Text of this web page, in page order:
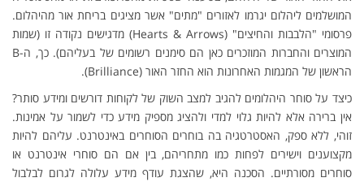
המושלמים ליהלום יגרמו לאזורים "מתים" אשר מציגים בריחת אור מהיהלום.
פרסומי "הלבבות והחיצים" (Hearts & Arrows) מדגישים נקודה זו (שמות
המוצרים והחברות המוזכרים כאן הם סימנים רשומים של בעליהם). כך, ה-B
הראשון של המגמות האחרונות הוא החזר האור (Brilliance).
כיצד על סוחר היהלומים להגיב למצב השוק של לקוחות דורשים ומידע סותר?
אין ברירה אלא להיות גלוי למדי ולהציג מספיק מידע כדי לשמור על אמינות.
זוהי, ללא ספק, האסטרטגיה בה בוחרים הסוחרים באינטרנט. עליהם להיות
מקצוענים וישירים לפחות כמו מתחריהם, בין אם הם סוחרי אינטרנט או
סוחרים מסורתיים. הסכנה היא, שהצגת עודף מידע עלולה לגרום לבלבול